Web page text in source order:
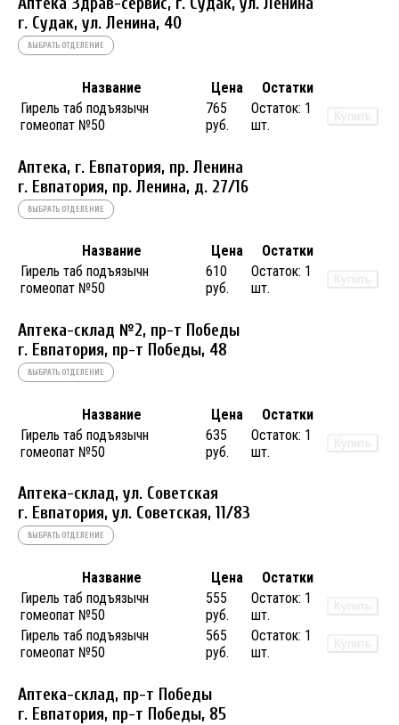
г. Судак, ул. Ленина, 40
ВЫБРАТЬ ОТДЕЛЕНИЕ
Название Цена
Остатки
Гирель таб подъязычн
гомеопат №50
765
руб.
Остаток: 1
шт.
Купить
Аптека, г. Евпатория, пр. Ленина
г. Евпатория, пр. Ленина, д. 27/16
ВЫБРАТЬ ОТДЕЛЕНИЕ
Название Цена
Остатки
Гирель таб подъязычн
гомеопат №50
610
руб.
Остаток: 1
шт.
Купить
Аптека-склад №2, пр-т Победы
г. Евпатория, пр-т Победы, 48
ВЫБРАТЬ ОТДЕЛЕНИЕ
Название Цена
Остатки
Гирель таб подъязычн
гомеопат №50
635
руб.
Остаток: 1
шт.
Купить
Аптека-склад, ул. Советская
г. Евпатория, ул. Советская, 11/83
ВЫБРАТЬ ОТДЕЛЕНИЕ
Название Цена
Остатки
Гирель таб подъязычн
гомеопат №50
555
руб.
Остаток: 1
шт.
Купить
Гирель таб подъязычн
гомеопат №50
565
руб.
Остаток: 1
шт.
Купить
Аптека-склад, пр-т Победы
г. Евпатория, пр-т Победы, 85